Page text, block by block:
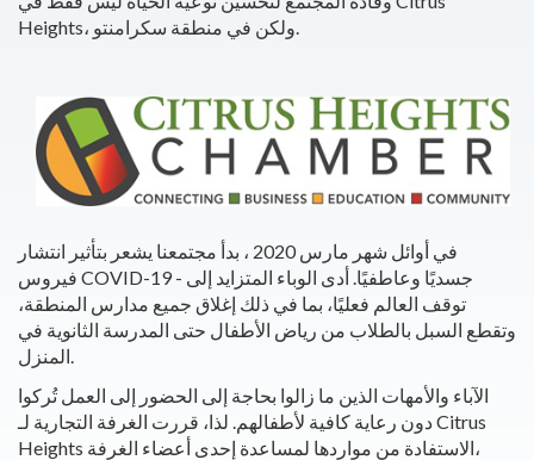
Heights، ولكن في منطقة سكرامنتو.
في أوائل شهر مارس 2020 ، بدأ مجتمعنا يشعر بتأثير انتشار
فيروس COVID-19 - جسديًا وعاطفيًا. أدى الوباء المتزايد إلى
توقف العالم فعليًا، بما في ذلك إغلاق جميع مدارس المنطقة،
وتقطع السبل بالطلاب من رياض الأطفال حتى المدرسة الثانوية في
المنزل.
الآباء والأمهات الذين ما زالوا بحاجة إلى الحضور إلى العمل تُركوا
دون رعاية كافية لأطفالهم. لذا، قررت الغرفة التجارية لـ Citrus
Heights الاستفادة من مواردها لمساعدة إحدى أعضاء الغرفة،